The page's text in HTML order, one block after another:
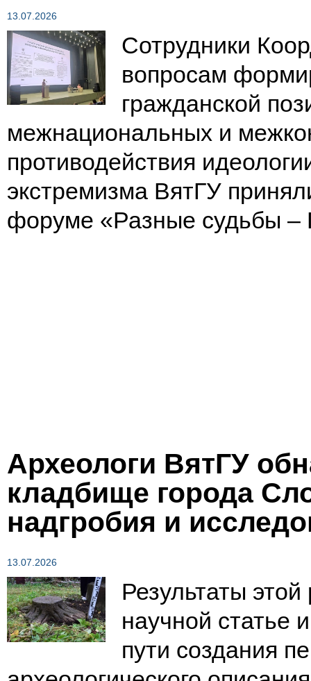
13.07.2026
Сотрудники
вопросам
гражданской
межнациональных и
противодействия
экстремизма ВятГУ
форуме «Разные судьбы –
Археологи ВятГУ
кладбище города
надгробия и
13.07.2026
Результаты
научной статье
пути создания